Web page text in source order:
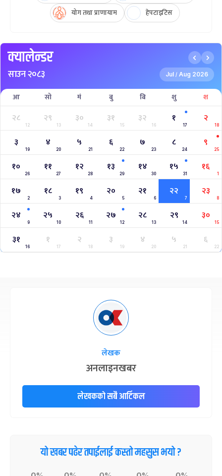
योग तथा प्राणायाम
हेपटाइटिस
क्यालेन्डर
साउन २०८३ Jul / Aug 2026
आ सो मं बु बि शु श
२८
12
२९
13
३०
14
३१
15
३२
16
१
17
२
18
३
19
४
20
५
21
६
22
७
23
८
24
९
25
१०
26
११
27
१२
28
१३
29
१४
30
१५
31
१६
1
१७
2
१८
3
१९
4
२०
5
२१
6
२२
7
२३
8
२४
9
२५
10
२६
11
२७
12
२८
13
२९
14
३०
15
३१
16
१
17
२
18
३
19
४
20
५
21
६
22
लेखक
अनलाइनखबर
लेखकको सबै आर्टिकल
यो खबर पढेर तपाईलाई कस्तो महसुस भयो ?